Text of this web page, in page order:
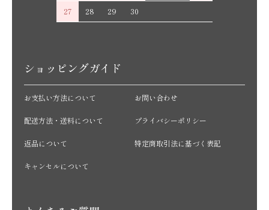
27
28 29 30
ショッピングガイド
お支払い方法について
配送方法・送料について
返品について
キャンセルについて
お問い合わせ
プライバシーポリシー
特定商取引法に基づく表記